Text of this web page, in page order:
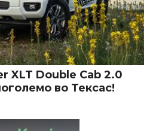
XLT Double Cab 2.0
во Тексас!